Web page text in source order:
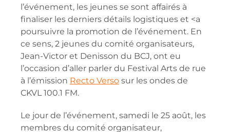
l’événement, les jeunes se sont affairés à
finaliser les derniers détails logistiques et <a
poursuivre la promotion de l’événement. En
ce sens, 2 jeunes du comité organisateurs,
Jean-Victor et Denisson du BCJ, ont eu
l’occasion d’aller parler du Festival Arts de rue
à l’émission Recto Verso sur les ondes de
CKVL 100.1 FM.
Le jour de l’événement, samedi le 25 août, les
membres du comité organisateur,